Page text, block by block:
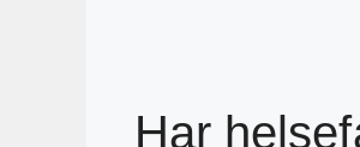
Har